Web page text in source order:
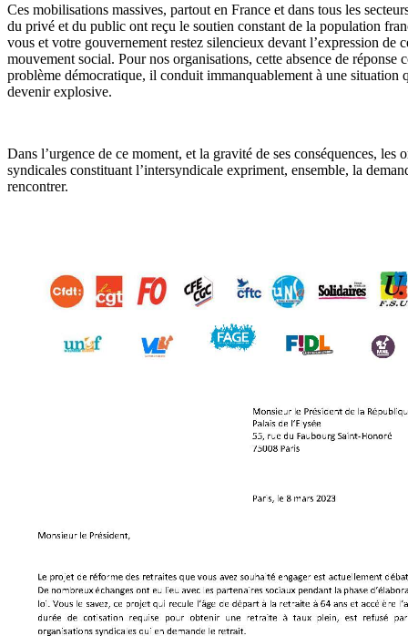
Ces mobilisations massives, partout en France et dans tous les
du privé et du public ont reçu le soutien constant de la population
vous et votre gouvernement restez silencieux devant l’expression de
mouvement social. Pour nos organisations, cette absence de réponse
problème démocratique, il conduit immanquablement à une situation
devenir explosive.
Dans l’urgence de ce moment, et la gravité de ses conséquences, les
syndicales constituant l’intersyndicale expriment, ensemble, la
rencontrer.